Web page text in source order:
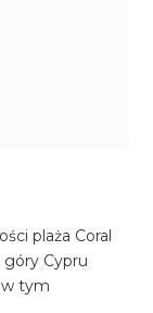
plaża Coral
góry Cypru
w tym